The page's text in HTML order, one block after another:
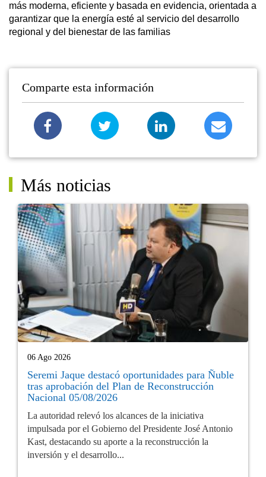
más moderna, eficiente y basada en evidencia, orientada a
garantizar que la energía esté al servicio del desarrollo
regional y del bienestar de las familias
Comparte esta información
Más noticias
06 Ago 2026
Seremi Jaque destacó oportunidades para Ñuble
tras aprobación del Plan de Reconstrucción
Nacional 05/08/2026
La autoridad relevó los alcances de la iniciativa
impulsada por el Gobierno del Presidente José Antonio
Kast, destacando su aporte a la reconstrucción la
inversión y el desarrollo...